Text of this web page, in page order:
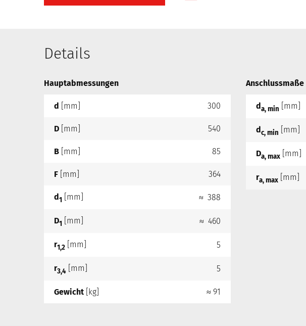
Details
Hauptabmessungen
d [mm] 300
D [mm] 540
B [mm] 85
F [mm] 364
d1 [mm] ≈ 388
D1 [mm] ≈ 460
r1,2 [mm] 5
r3,4 [mm] 5
Gewicht [kg] ≈ 91
Anschlussmaße
da, min [mm]
dc, min [mm]
Da, max [mm]
ra, max [mm]